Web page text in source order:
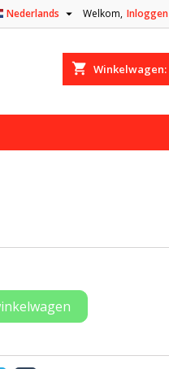
Welkom, Inloggen
Nederlands 
shopping_cart Winkelwagen: